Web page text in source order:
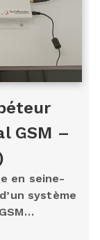
GSM –
en seine-
système